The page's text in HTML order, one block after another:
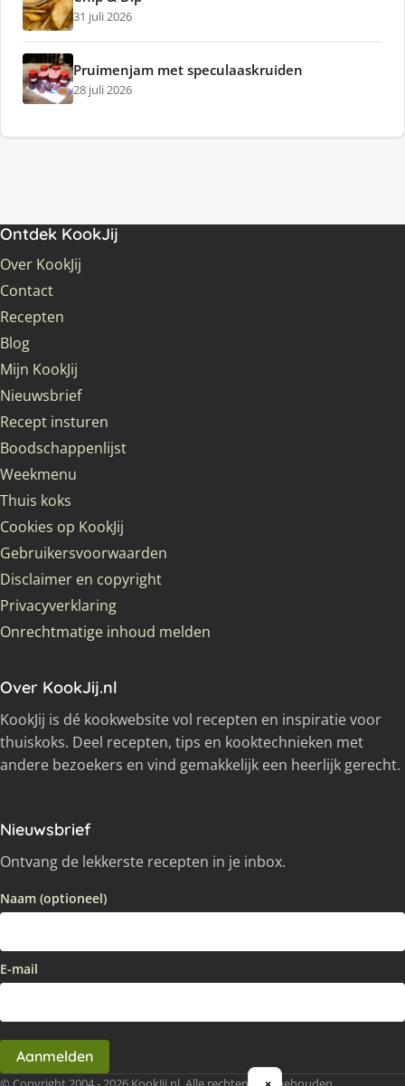
31 juli 2026
Pruimenjam met speculaaskruiden
28 juli 2026
Ontdek KookJij
Over KookJij
Contact
Recepten
Blog
Mijn KookJij
Nieuwsbrief
Recept insturen
Boodschappenlijst
Weekmenu
Thuis koks
Cookies op KookJij
Gebruikersvoorwaarden
Disclaimer en copyright
Privacyverklaring
Onrechtmatige inhoud melden
Over KookJij.nl
KookJij is dé kookwebsite vol recepten en inspiratie voor
thuiskoks. Deel recepten, tips en kooktechnieken met
andere bezoekers en vind gemakkelijk een heerlijk gerecht.
Nieuwsbrief
Ontvang de lekkerste recepten in je inbox.
Naam (optioneel)
E-mail
Aanmelden